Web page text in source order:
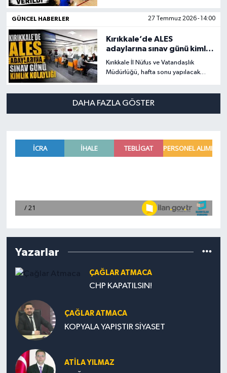
GÜNCEL HABERLER 27 Temmuz 2026 - 14:00
Kırıkkale’de ALES
adaylarına sınav günü kimlik
kolaylığı
Kırıkkale İl Nüfus ve Vatandaşlık
Müdürlüğü, hafta sonu yapılacak
girecek adaylar için açıklama yaptı.
DAHA FAZLA GÖSTER
Yazarlar
ÇAĞLAR ATMACA
CHP KAPATILSIN!
ÇAĞLAR ATMACA
KOPYALA YAPIŞTIR SİYASET
ATILA YILMAZ